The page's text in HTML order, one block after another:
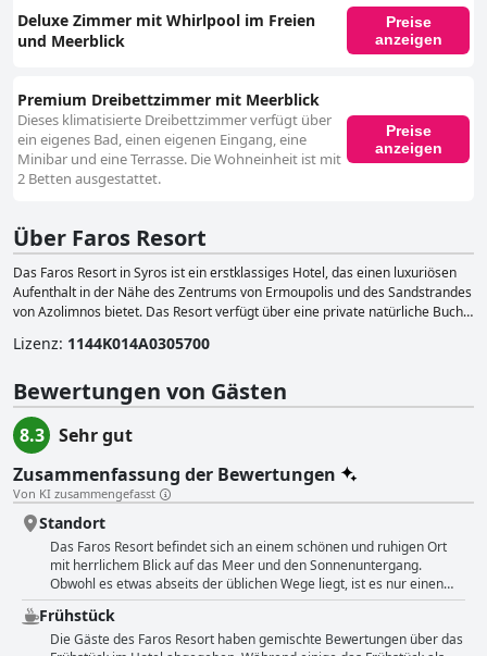
Deluxe Zimmer mit Whirlpool im Freien
und Meerblick
Preise
anzeigen
Premium Dreibettzimmer mit Meerblick
Dieses klimatisierte Dreibettzimmer verfügt über
ein eigenes Bad, einen eigenen Eingang, eine
Minibar und eine Terrasse. Die Wohneinheit ist mit
2 Betten ausgestattet.
Preise
anzeigen
Über Faros Resort
Das Faros Resort in Syros ist ein erstklassiges Hotel, das einen luxuriösen
Aufenthalt in der Nähe des Zentrums von Ermoupolis und des Sandstrandes
von Azolimnos bietet. Das Resort verfügt über eine private natürliche Bucht,
Umgebung. Das Hotel ist architektonisch ansprechend gestaltet und bietet
einen Swimmingpool und eine Bar. Das Resort bietet luxuriöse Zimmer und
Suiten mit atemberaubendem Blick auf das Meer und die Swimmingpools.
In jedem Zimmer gehen Tradition und moderner Komfort nahtlos ineinander
über, mit traditionellen Möbeln, modernsten Systemen, Marmorbädern,
privaten Veranden und feiner Bettwäsche. Die Suiten sind so konzipiert,
dass sie alle Bedürfnisse und Wünsche der Gäste erfüllen und ein
unvergessliches Urlaubserlebnis garantieren. Das Faros Resort ist ein
idealer Ort für verschiedene Veranstaltungen, darunter zauberhafte
Hochzeiten, Konferenzen und Geschäftsessen. Das Konferenzzentrum des
Hotels ist mit der neuesten audiovisuellen Technik ausgestattet und bietet
umfassende Geschäftsdienstleistungen. Das Resort ist auch auf Catering
spezialisiert, um den Gästen ein unvergessliches kulinarisches Erlebnis zu
bieten.
Lizenz: 1144K014A0305700
Bewertungen von Gästen
8.3
Sehr gut
Zusammenfassung der Bewertungen
Von KI zusammengefasst
Standort
Das Faros Resort befindet sich an einem schönen und ruhigen Ort
mit herrlichem Blick auf das Meer und den Sonnenuntergang.
Obwohl es etwas abseits der üblichen Wege liegt, ist es nur einen
kurzen Spaziergang von der Stadt und den Annehmlichkeiten
entfernt und der Strand ist in 10 Minuten zu Fuß zu erreichen. Die
Lage ist ideal, um die schöne Insel Syros zu erkunden, aber es wird
Frühstück
Die Gäste des Faros Resort haben gemischte Bewertungen über das